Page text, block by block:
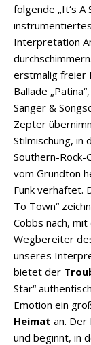
folgende „It‘s
Interpretation
erstmalig freier
Ballade
Sänger &
Zepter
Stilmischung, in
Southern-Rock-
vom Grundton
Funk verhaftet.
To Town“
Cobbs nach,
Wegbereiter
unseres
bietet der
Star“
Emotion ein
Heimat an. Der
und beginnt, in